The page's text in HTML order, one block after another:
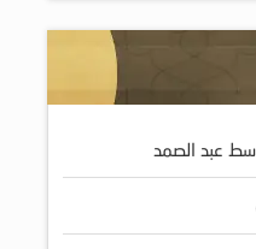
عبد الصمد